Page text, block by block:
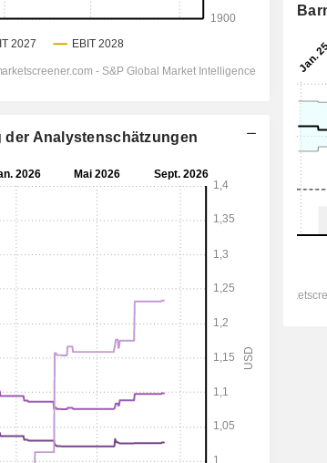
der Analystenschätzungen